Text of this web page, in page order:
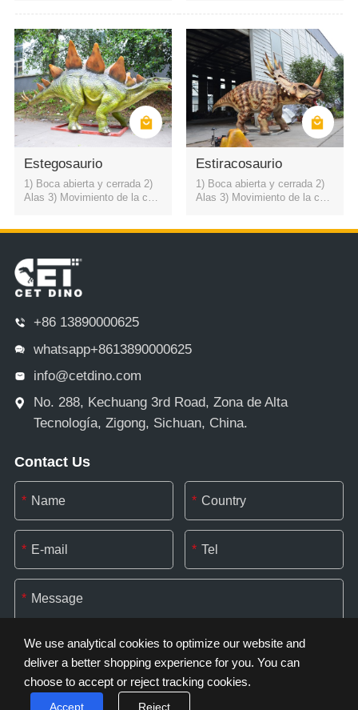
Estegosaurio
1) Boca abierta y cerrada 2)
Alas 3) Movimiento de la cuel
Estiracosaurio
1) Boca abierta y cerrada 2)
Alas 3) Movimiento de la cuel
+86 13890000625
whatsapp+8613890000625
info@cetdino.com
No. 288, Kechuang 3rd Road, Zona de Alta
Tecnología, Zigong, Sichuan, China.
Contact Us
* *
* *
*
*
We use analytical cookies to optimize our website and
deliver a better shopping experience for you. You can
choose to accept or reject tracking cookies.
Accept Reject